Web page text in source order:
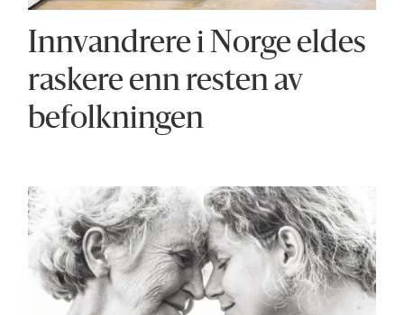
Innvandrere i Norge eldes
raskere enn resten av
befolkningen